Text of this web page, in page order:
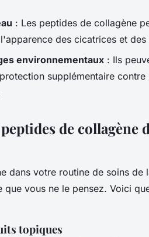
: Les peptides de collagène
des cicatrices et des
environnementaux : Ils
supplémentaire contre
de collagène
dans votre routine de soins de
vous ne le pensez. Voici
topiques